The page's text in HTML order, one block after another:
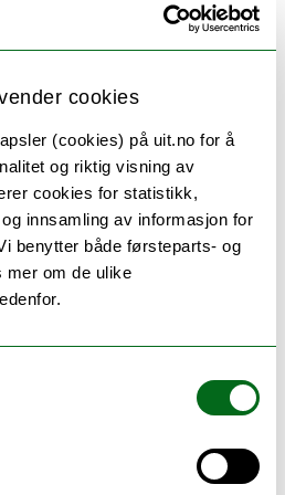
cookies
(cookies) på uit.no for å
og riktig visning av
cookies for statistikk,
innsamling av informasjon for
benytter både førsteparts- og
mer om de ulike
Kudryavtsev har ledet
i Arkhangelsk.
er godt kjent hos
og har hatt veldig
Kudryavtsev, ble det
å få russerne til å
omfang.
President Putin
med å øke levealderen
prioritet hos
har vi kjørt en